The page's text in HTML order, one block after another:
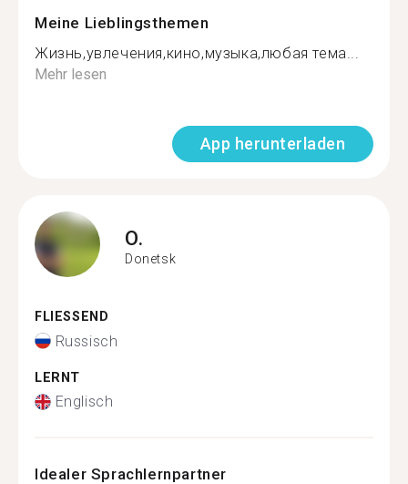
Meine Lieblingsthemen
Жизнь,увлечения,кино,музыка,любая тема...
Mehr lesen
App herunterladen
O.
Donetsk
FLIESSEND
Russisch
LERNT
Englisch
Idealer Sprachlernpartner